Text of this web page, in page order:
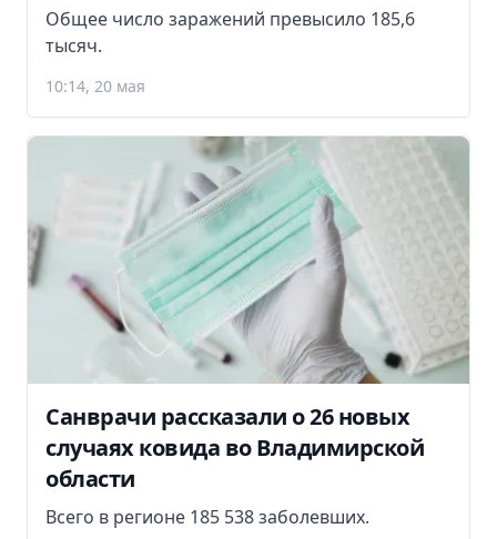
Общее число заражений превысило 185,6
тысяч.
10:14, 20 мая
Санврачи рассказали о 26 новых
случаях ковида во Владимирской
области
Всего в регионе 185 538 заболевших.